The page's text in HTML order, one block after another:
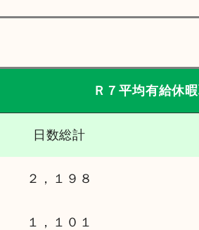
Ｒ７平均有給休
日数総計
２，１９８
１，１０１